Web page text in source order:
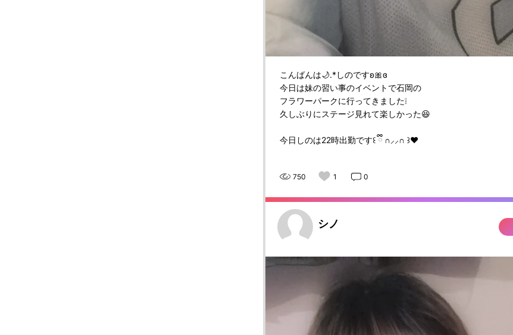
こんばんは🌙.*しのですʚ🎀ɞ
今日は妹の習い事のイベントで石岡の
フラワーパークに行ってきました❕
久しぶりにステージ見れて楽しかった😆
今日しのは22時出勤です꒰ ྀི ∩⸝⸝∩ ꒱♥︎
750 1 0
シノ